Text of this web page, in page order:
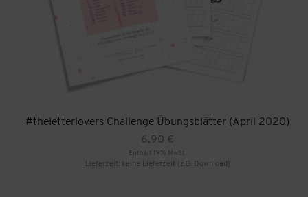
#theletterlovers Challenge Übungsblätter (April 2020)
6,90 €
Enthält 19% MwSt.
Lieferzeit: keine Lieferzeit (z.B. Download)